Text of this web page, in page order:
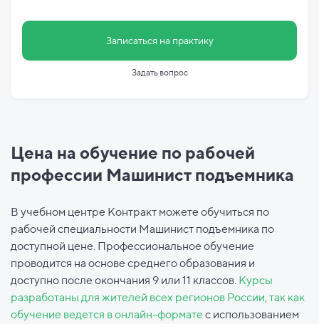
Записаться на практику
Задать вопрос
Цена на обучение по рабочей
профессии Машинист подъемника
В учебном центре Контракт можете обучиться по
рабочей специальности Машинист подъемника по
доступной цене. Профессиональное обучение
проводится на основе среднего образования и
доступно после окончания 9 или 11 классов. Курсы
разработаны для жителей всех регионов России, так как
обучение ведется в онлайн-формате с использованием